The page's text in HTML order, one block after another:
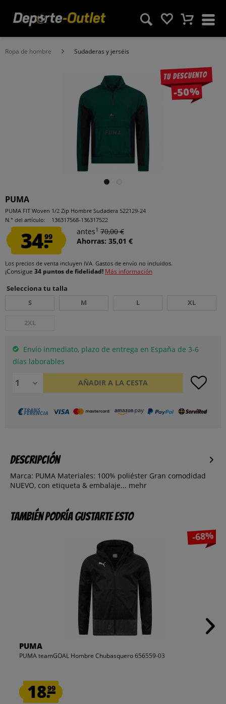
Ropa de hombre Sudaderas y jerséis
Tu descuento
-50%
PUMA
PUMA FIT Woven 1/2 Zip Hombre Sudadera 522129-24
N.° del artículo:
136317568-136317522
34.99
antes1 70,00 €
Ahorras: 35,01 €
Los precios de venta incluyen IVA. Gastos de envío no incluidos.
¡Consigue 34 puntos de fidelidad! Más información
Selecciona tu talla
S
M L XL
2XL
Envío inmediato, plazo de entrega en España de 3-6
días laborables
AÑADIR A LA CESTA
Descripción
Marca: PUMA Materiales: 100% poliéster Gran comodidad
NUEVO, con etiqueta & embalaje... mehr
También podría gustarte esto
-68%
PUMA
PUMA teamGOAL Hombre Chubasquero 656559-03
18.99